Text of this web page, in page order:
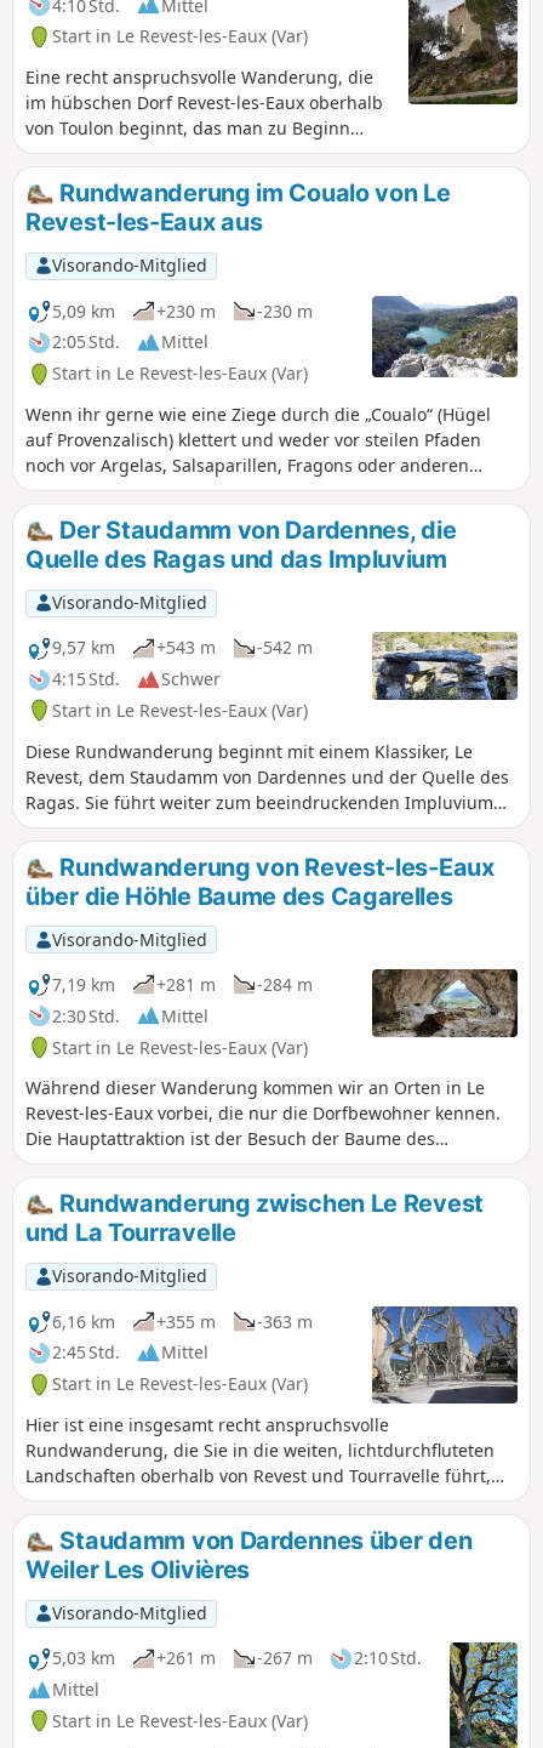
4:10 Std.
Mittel
Start in Le Revest-les-Eaux (Var)
Eine recht anspruchsvolle Wanderung, die
im hübschen Dorf Revest-les-Eaux oberhalb
von Toulon beginnt, das man zu Beginn
besucht, um seine schönen kleinen Gassen
und seinen majestätischen Turm aus dem
13. Jahrhundert zu entdecken. Die
Wanderung wurde heute (20.03.2024)
geändert, um böse Überraschungen wie
gesperrte oder privat genutzte Wege zu
vermeiden.
Rundwanderung im Coualo von Le
Revest-les-Eaux aus
Visorando-Mitglied
5,09 km
+230 m
-230 m
2:05 Std.
Mittel
Start in Le Revest-les-Eaux (Var)
Wenn ihr gerne wie eine Ziege durch die „Coualo“ (Hügel
auf Provenzalisch) klettert und weder vor steilen Pfaden
noch vor Argelas, Salsaparillen, Fragons oder anderen
Kermeseichen Angst habt, dann ist diese Rundwanderung
genau das Richtige für euch.Vollständiges Eintauchen in die
Macchia und Einsamkeit garantiert. Dieser Weg wurde im
Abschnitt mit starkem Höhenunterschied komplett neu
angelegt, um vom Staudamm aus über den Hügel zur Route
des Carrières zu gelangen.Vergessen Sie nicht Ihre
Gartenschere, um zur Pflege dieses Weges beizutragen.
Der Staudamm von Dardennes, die
Quelle des Ragas und das Impluvium
Visorando-Mitglied
9,57 km
+543 m
-542 m
4:15 Std.
Schwer
Start in Le Revest-les-Eaux (Var)
Diese Rundwanderung beginnt mit einem Klassiker, Le
Revest, dem Staudamm von Dardennes und der Quelle des
Ragas. Sie führt weiter zum beeindruckenden Impluvium
(auf den Karten als Citerne d'Estienne oder d'Orves
verzeichnet) auf dem Plateau von Siou Blanc. Unterwegs
bieten sich einige Ausblicke auf den Mont Caume, den
Faron, die Bucht von Toulon und die Îles d'Hyères.
Rundwanderung von Revest-les-Eaux
über die Höhle Baume des Cagarelles
Visorando-Mitglied
7,19 km
+281 m
-284 m
2:30 Std.
Mittel
Start in Le Revest-les-Eaux (Var)
Während dieser Wanderung kommen wir an Orten in Le
Revest-les-Eaux vorbei, die nur die Dorfbewohner kennen.
Die Hauptattraktion ist der Besuch der Baume des
Cagarelles, die ihren Namen zweifellos von den
Ziegenkotklumpen auf ihrem Boden hat, als es dort noch
Herden gab. Es ist eine schöne, weitläufige Höhle mit einem
schönen Blick bis zum Meer. Wir steigen über einen sehr
steilen Pfad hinab, wobei uns zwischen den Bäumen
angebrachte Seile helfen. Auf dem Rückweg können wir
den Taubenschlag besichtigen, der 2005 vom
Architekten/Maurer Jean-Pierre Willot im Auftrag der
Gemeinde restauriert wurde. Rückweg durch das Viertel Les
Arrosants... das seinen Namen zu Recht trägt!
Rundwanderung zwischen Le Revest
und La Tourravelle
Visorando-Mitglied
6,16 km
+355 m
-363 m
2:45 Std.
Mittel
Start in Le Revest-les-Eaux (Var)
Hier ist eine insgesamt recht anspruchsvolle
Rundwanderung, die Sie in die weiten, lichtdurchfluteten
Landschaften oberhalb von Revest und Tourravelle führt,
mit den majestätischen Kalksteinhügeln des Hinterlands
von Toulon als Kulisse.
Staudamm von Dardennes über den
Weiler Les Olivières
Visorando-Mitglied
5,03 km
+261 m -267 m
2:10 Std.
Mittel
Start in Le Revest-les-Eaux (Var)